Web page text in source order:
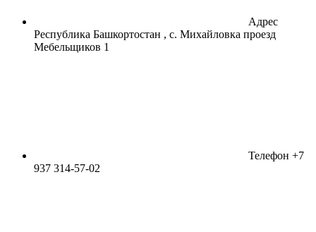
Адрес
Республика Башкортостан , с. Михайловка проезд
Мебельщиков 1
Телефон +7
937 314-57-02